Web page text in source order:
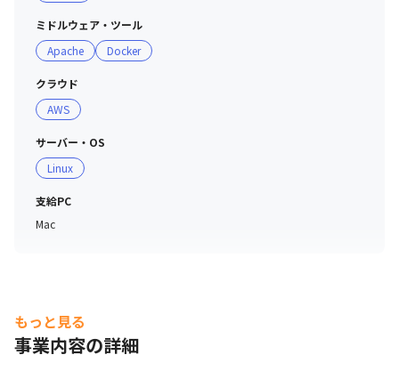
ミドルウェア・ツール
Apache
Docker
クラウド
AWS
サーバー・OS
Linux
支給PC
Mac
もっと見る
事業内容の詳細